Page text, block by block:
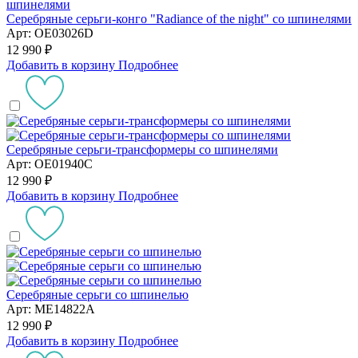
Серебряные серьги-конго "Radiance of the night" со шпинелями
Арт: OE03026D
12 990 ₽
Добавить в корзину Подробнее
Серебряные серьги-трансформеры со шпинелями
Арт: OE01940C
12 990 ₽
Добавить в корзину Подробнее
Серебряные серьги со шпинелью
Арт: ME14822A
12 990 ₽
Добавить в корзину Подробнее